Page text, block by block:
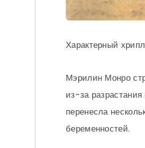
Характерный
Мэрилин Монро
из-за
перенесла
беременностей.